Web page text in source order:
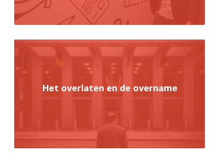
Het overlaten en de overname